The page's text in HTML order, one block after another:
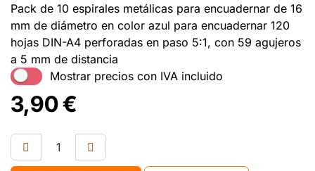
Pack de 10 espirales metálicas para encuadernar de 16
mm de diámetro en color azul para encuadernar 120
hojas DIN-A4 perforadas en paso 5:1, con 59 agujeros
a 5 mm de distancia
Mostrar precios con IVA incluido
3,90€